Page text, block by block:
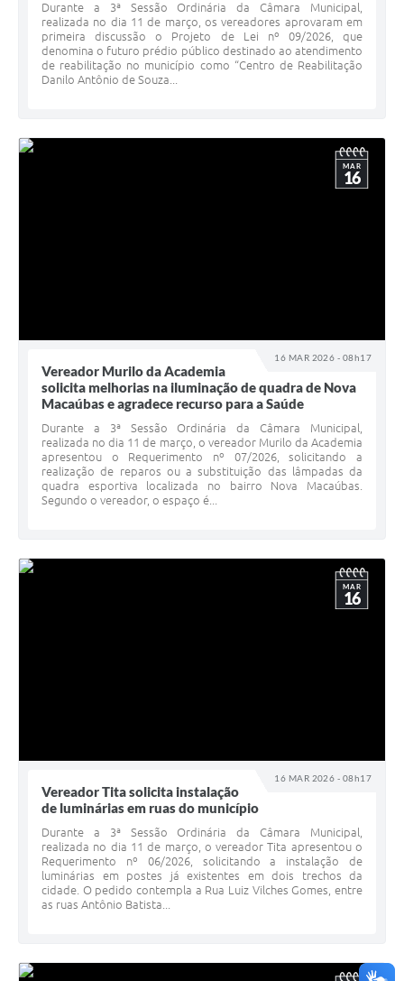
Durante a 3ª Sessão Ordinária da Câmara Municipal,
realizada no dia 11 de março, os vereadores aprovaram em
primeira discussão o Projeto de Lei nº 09/2026, que
denomina o futuro prédio público destinado ao atendimento
de reabilitação no município como “Centro de Reabilitação
Danilo Antônio de Souza...
16 MAR 2026 - 08h17
MAR
16
Vereador Murilo da Academia
solicita melhorias na iluminação de quadra de Nova
Macaúbas e agradece recurso para a Saúde
Durante a 3ª Sessão Ordinária da Câmara Municipal,
realizada no dia 11 de março, o vereador Murilo da Academia
apresentou o Requerimento nº 07/2026, solicitando a
realização de reparos ou a substituição das lâmpadas da
quadra esportiva localizada no bairro Nova Macaúbas.
Segundo o vereador, o espaço é...
16 MAR 2026 - 08h17
MAR
16
Vereador Tita solicita instalação
de luminárias em ruas do município
Durante a 3ª Sessão Ordinária da Câmara Municipal,
realizada no dia 11 de março, o vereador Tita apresentou o
Requerimento nº 06/2026, solicitando a instalação de
luminárias em postes já existentes em dois trechos da
cidade. O pedido contempla a Rua Luiz Vilches Gomes, entre
as ruas Antônio Batista...